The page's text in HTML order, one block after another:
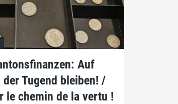
Auf
Tugend bleiben! /
le chemin de la vertu !